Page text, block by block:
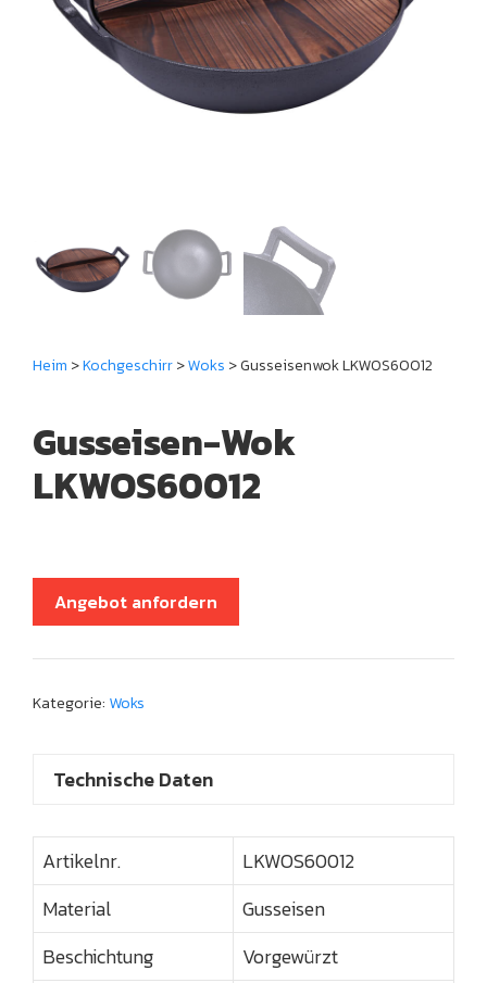
Heim >Kochgeschirr>Woks > Gusseisenwok LKWOS60012
Gusseisen-Wok
LKWOS60012
Angebot anfordern
Kategorie: Woks
Technische Daten
Artikelnr.
LKWOS60012
Material
Gusseisen
Beschichtung
Vorgewürzt